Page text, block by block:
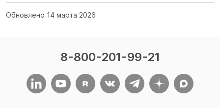
Обновлено 14 марта 2026
8-800-201-99-21